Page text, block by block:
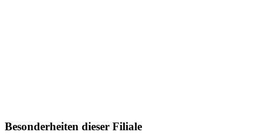
Besonderheiten dieser Filiale